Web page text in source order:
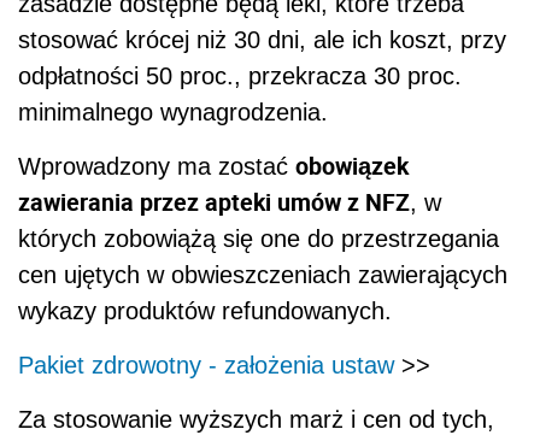
stosować krócej niż 30 dni, ale ich koszt, przy
odpłatności 50 proc., przekracza 30 proc.
minimalnego wynagrodzenia.
Wprowadzony ma zostać obowiązek
zawierania przez apteki umów z NFZ, w
których zobowiążą się one do przestrzegania
cen ujętych w obwieszczeniach zawierających
wykazy produktów refundowanych.
Pakiet zdrowotny - założenia ustaw>>
Za stosowanie wyższych marż i cen od tych,